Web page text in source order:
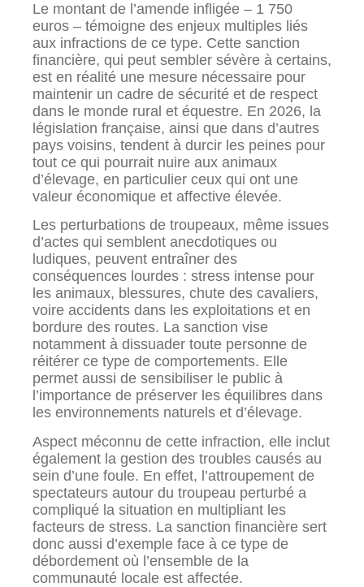
Le montant de l’amende infligée – 1 750
euros – témoigne des enjeux multiples liés
aux infractions de ce type. Cette sanction
financière, qui peut sembler sévère à certains,
est en réalité une mesure nécessaire pour
maintenir un cadre de sécurité et de respect
dans le monde rural et équestre. En 2026, la
législation française, ainsi que dans d’autres
pays voisins, tendent à durcir les peines pour
tout ce qui pourrait nuire aux animaux
d’élevage, en particulier ceux qui ont une
valeur économique et affective élevée.
Les perturbations de troupeaux, même issues
d’actes qui semblent anecdotiques ou
ludiques, peuvent entraîner des
conséquences lourdes : stress intense pour
les animaux, blessures, chute des cavaliers,
voire accidents dans les exploitations et en
bordure des routes. La sanction vise
notamment à dissuader toute personne de
réitérer ce type de comportements. Elle
permet aussi de sensibiliser le public à
l’importance de préserver les équilibres dans
les environnements naturels et d’élevage.
Aspect méconnu de cette infraction, elle inclut
également la gestion des troubles causés au
sein d’une foule. En effet, l’attroupement de
spectateurs autour du troupeau perturbé a
compliqué la situation en multipliant les
facteurs de stress. La sanction financière sert
donc aussi d’exemple face à ce type de
débordement où l’ensemble de la
communauté locale est affectée.